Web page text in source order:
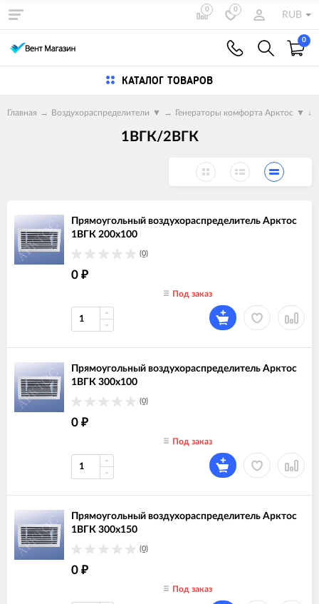
0 0
RUB
0
КАТАЛОГ ТОВАРОВ
Главная → Воздухораспределители ▼ → Генераторы комфорта Арктос ▼ ↓
1ВГК/2ВГК
Прямоугольный воздухораспределитель Арктос
1ВГК 200х100
(0)
0 ₽
Под заказ
Прямоугольный воздухораспределитель Арктос
1ВГК 300х100
(0)
0 ₽
Под заказ
Прямоугольный воздухораспределитель Арктос
1ВГК 300х150
(0)
0 ₽
Под заказ